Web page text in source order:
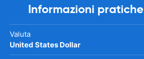
Informazioni pratiche
Valuta
United States Dollar